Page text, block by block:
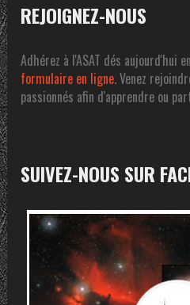
REJOIGNEZ-NOUS
Adhérez à l'ASAT dés aujourd'hui
formulaire en ligne. Venez
passionnés afin d'apprendre ou
SUIVEZ-NOUS SUR